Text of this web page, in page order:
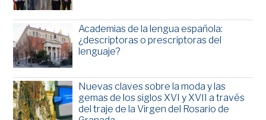
Academias de la lengua española:
¿descriptoras o prescriptoras del
lenguaje?
Nuevas claves sobre la moda y las
gemas de los siglos XVI y XVII a través
del traje de la Virgen del Rosario de